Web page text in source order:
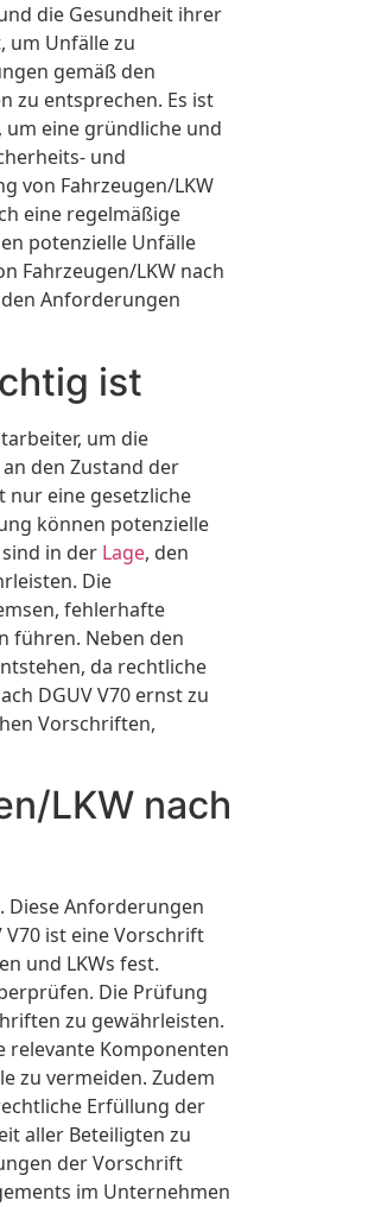
die Gesundheit ihrer
um Unfälle zu
gemäß den
zu entsprechen. Es ist
um eine gründliche und
und
von Fahrzeugen/LKW
eine regelmäßige
potenzielle Unfälle
Fahrzeugen/LKW nach
Anforderungen
ist
um die
den Zustand der
nur eine gesetzliche
können potenzielle
in der Lage, den
Die
fehlerhafte
führen. Neben den
da rechtliche
DGUV V70 ernst zu
Vorschriften,
LKW nach
Diese Anforderungen
ist eine Vorschrift
und LKWs fest.
Die Prüfung
zu gewährleisten.
relevante Komponenten
zu vermeiden. Zudem
Erfüllung der
aller Beteiligten zu
der Vorschrift
im Unternehmen